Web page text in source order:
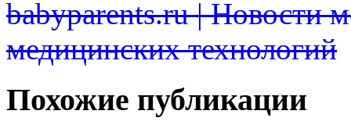
babyparents.ru | Новости
медицинских технологий
Похожие публикации